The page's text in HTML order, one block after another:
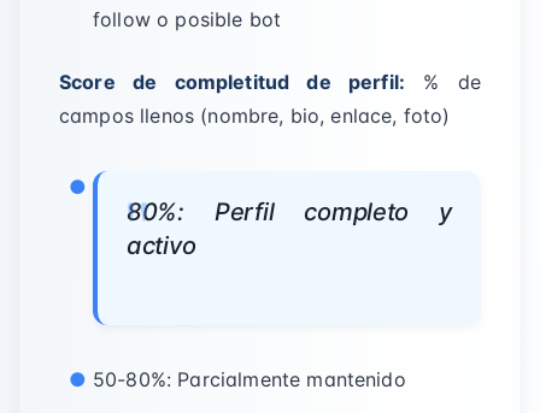
follow o posible bot
Score de completitud de perfil: % de
campos llenos (nombre, bio, enlace, foto)
80%: Perfil completo y
activo
50-80%: Parcialmente mantenido